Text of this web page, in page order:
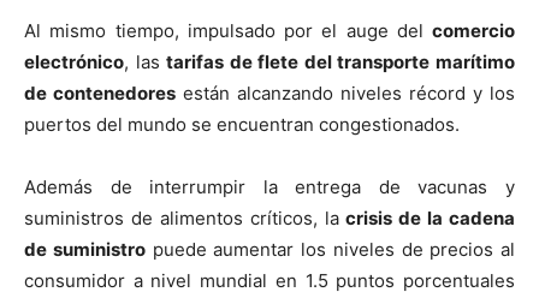
Al mismo tiempo, impulsado por el auge del comercio
electrónico, lastarifas de flete del transporte marítimo
de contenedores están alcanzando niveles récord y los
puertos del mundo se encuentran congestionados.
Además de interrumpir la entrega de vacunas y
suministros de alimentos críticos, lacrisis de la cadena
de suministropuede aumentar los niveles de precios al
consumidor a nivel mundial en 1.5 puntos porcentuales